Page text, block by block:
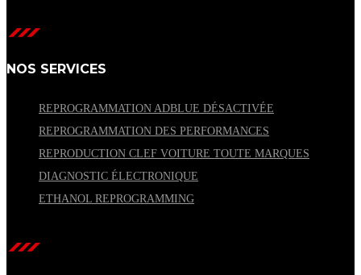
NOS SERVICES
REPROGRAMMATION ADBLUE DÉSACTIVÉE
REPROGRAMMATION DES PERFORMANCES
REPRODUCTION CLEF VOITURE TOUTE MARQUES
DIAGNOSTIC ÉLECTRONIQUE
ETHANOL REPROGRAMMING